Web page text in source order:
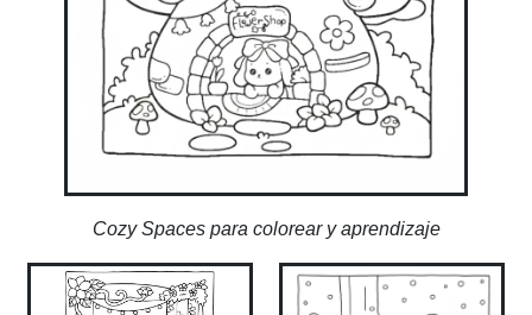
Cozy Spaces para colorear y aprendizaje